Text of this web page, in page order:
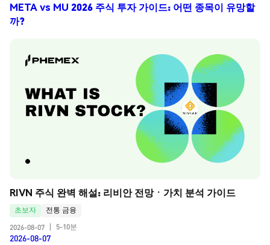
META vs MU 2026 주식 투자 가이드: 어떤 종목이 유망할
까?
RIVN 주식 완벽 해설: 리비안 전망ㆍ가치 분석 가이드
초보자
전통 금융
2026-08-07
5-10분
2026-08-07